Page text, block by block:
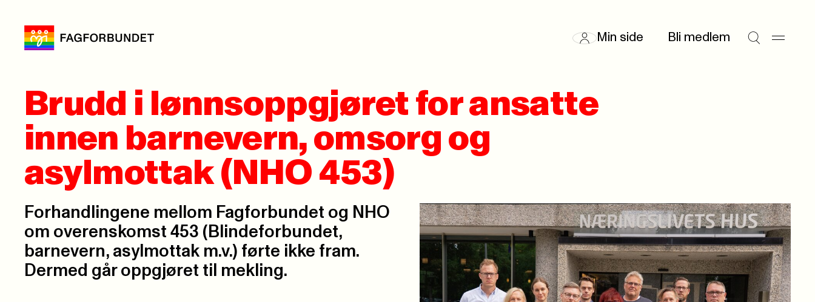
Min side Bli medlem
Brudd i lønnsoppgjøret for ansatte
innen barnevern, omsorg og
asylmottak (NHO 453)
Forhandlingene mellom Fagforbundet og NHO
om overenskomst 453 (Blindeforbundet,
barnevern, asylmottak m.v.) førte ikke fram.
Dermed går oppgjøret til mekling.